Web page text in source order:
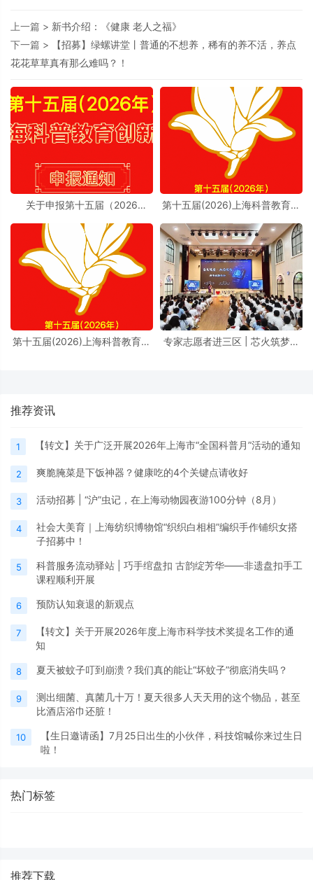
上一篇 > 新书介绍：《健康 老人之福》
下一篇 >
【招募】绿螺讲堂丨普通的不想养，稀有的养不活，养点
花花草草真有那么难吗？！
关于申报第十五届（2026
知
第十五届(2026)上海科普教育创
第十五届(2026)上海科普教育创
专家志愿者进三区 | 芯火筑梦进
推荐资讯
1 【转文】关于广泛开展2026年上海市“全国科普月”活动的通知
2 爽脆腌菜是下饭神器？健康吃的4个关键点请收好
3 活动招募 | “沪”虫记，在上海动物园夜游100分钟（8月）
4
社会大美育｜上海纺织博物馆“织织白相相”编织手作铺织女搭
子招募中！
5
科普服务流动驿站 | 巧手绾盘扣 古韵绽芳华——非遗盘扣手工
课程顺利开展
6 预防认知衰退的新观点
7
【转文】关于开展2026年度上海市科学技术奖提名工作的通
知
8 夏天被蚊子叮到崩溃？我们真的能让“坏蚊子”彻底消失吗？
9
测出细菌、真菌几十万！夏天很多人天天用的这个物品，甚至
比酒店浴巾还脏！
10
【生日邀请函】7月25日出生的小伙伴，科技馆喊你来过生日
啦！
热门标签
推荐下载